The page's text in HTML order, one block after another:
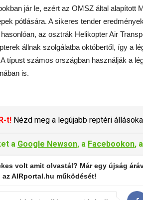
jár le, ezért az OMSZ által alapított
pótlására. A sikeres tender
az osztrák Helikopter Air
állnak szolgálatba októbertől, így a
típust számos országban használják a
is.
t! Nézd meg a legújabb reptéri
a Google Newson, a Facebookon, a
volt amit olvastál? Már egy újság
AIRportal.hu működését!